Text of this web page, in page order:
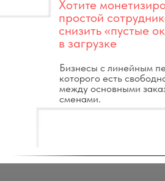
Бизнесы с линейным
которого есть
между основными
сменами.
Хотите
простой
снизить «пустые
в загрузке